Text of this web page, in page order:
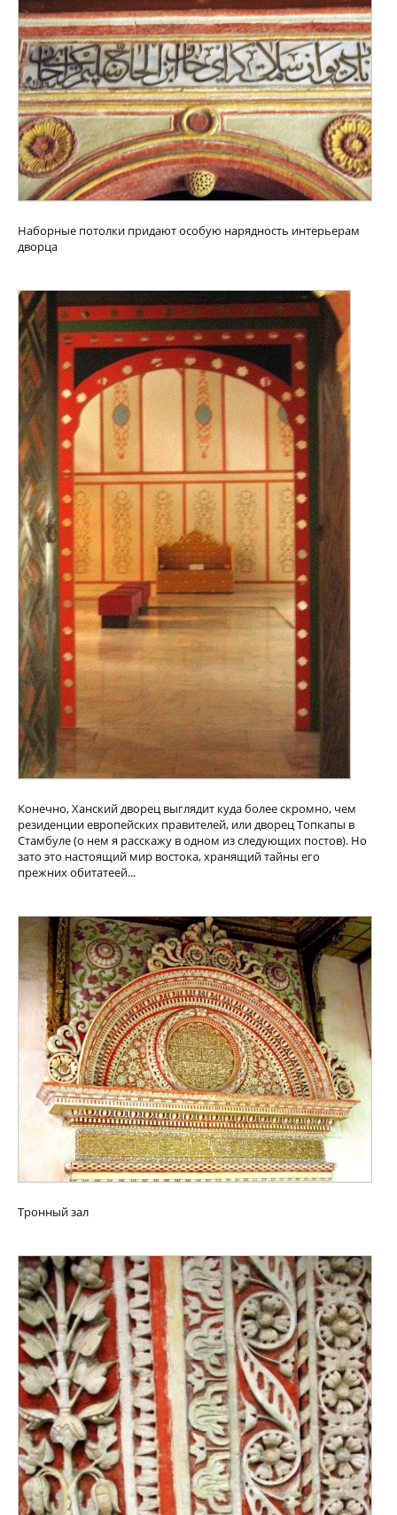
Наборные потолки придают особую нарядность интерьерам
дворца
Конечно, Ханский дворец выглядит куда более скромно, чем
резиденции европейских правителей, или дворец Топкапы в
Стамбуле (о нем я расскажу в одном из следующих постов). Но
зато это настоящий мир востока, хранящий тайны его
прежних обитатеей...
Тронный зал